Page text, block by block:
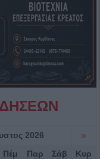
2026 »
Πέμ Παρ Σάβ Κυρ